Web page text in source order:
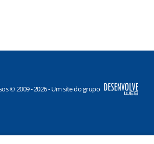
© 2009 - 2026 - Um site do grupo